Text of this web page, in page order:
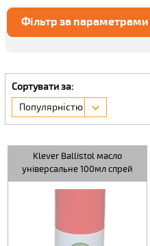
Фільтр за параметрами
Сортувати за:
Популярністю
Klever Ballistol масло
універсальне 100мл спрей